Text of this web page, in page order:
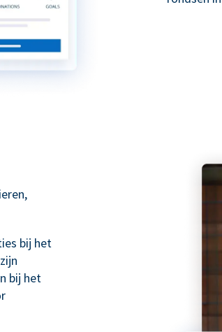
bij het
bij het